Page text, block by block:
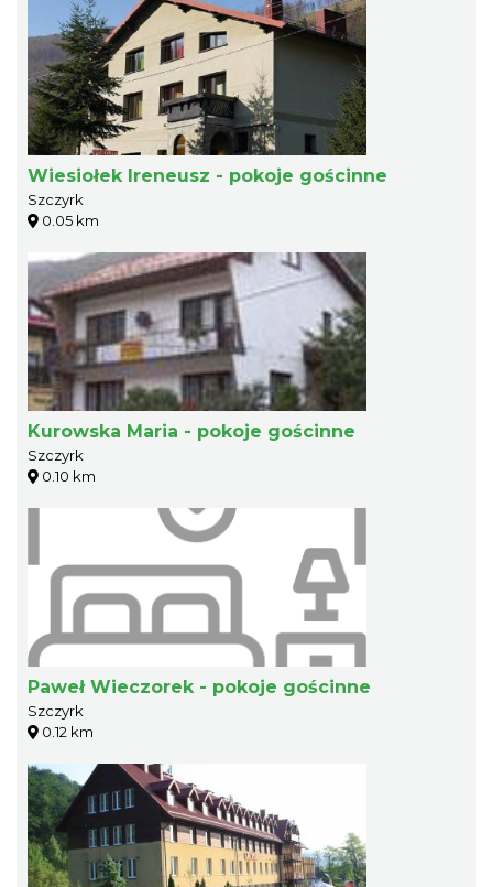
Wiesiołek Ireneusz - pokoje gościnne
Szczyrk
0.05 km
Kurowska Maria - pokoje gościnne
Szczyrk
0.10 km
Paweł Wieczorek - pokoje gościnne
Szczyrk
0.12 km